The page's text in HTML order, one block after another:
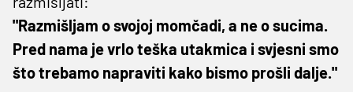
"Razmišljam o svojoj momčadi, a ne o sucima.
Pred nama je vrlo teška utakmica i svjesni smo
što trebamo napraviti kako bismo prošli dalje."